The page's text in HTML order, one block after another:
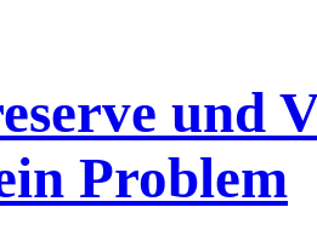
und
Problem